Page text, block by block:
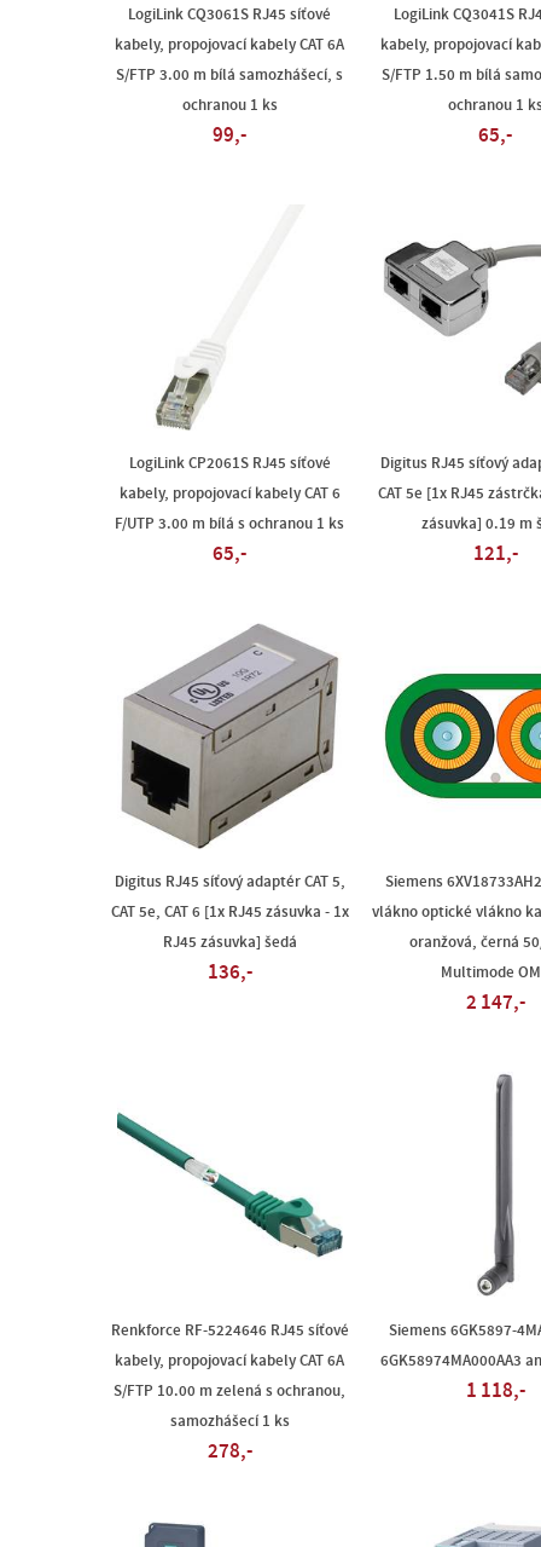
LogiLink CQ3061S RJ45 síťové
kabely, propojovací kabely CAT 6A
S/FTP 3.00 m bílá samozhášecí, s
ochranou 1 ks
99,-
LogiLink CQ3041S
kabely, propojovací
S/FTP 1.50 m bílá
ochranou 1
65,-
LogiLink CP2061S RJ45 síťové
kabely, propojovací kabely CAT 6
F/UTP 3.00 m bílá s ochranou 1 ks
65,-
Digitus RJ45 síťový
CAT 5e [1x RJ45
zásuvka] 0.19 m
121,-
Digitus RJ45 síťový adaptér CAT 5,
CAT 5e, CAT 6 [1x RJ45 zásuvka - 1x
RJ45 zásuvka] šedá
136,-
Siemens
vlákno optické vlákno
oranžová, černá
Multimode
2 147,-
Renkforce RF-5224646 RJ45 síťové
kabely, propojovací kabely CAT 6A
S/FTP 10.00 m zelená s ochranou,
samozhášecí 1 ks
278,-
Siemens 6GK5897-
6GK58974MA000AA3
1 118,-